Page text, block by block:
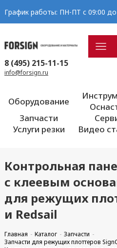
График работы: ПН-ПТ с 09:00 до
8 (495) 215-11-15
info@forsign.ru
Оборудование
Запчасти
Услуги резки
Видео
Контрольная
с клеевым
для режущих
и Redsail
Главная Каталог
Запчасти
Запчасти для режущих плоттеров